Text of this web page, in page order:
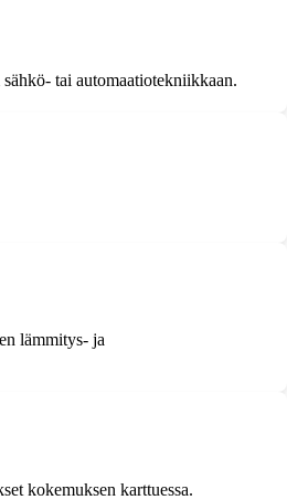
tai automaatiotekniikkaan.
lämmitys- ja
kokemuksen karttuessa.